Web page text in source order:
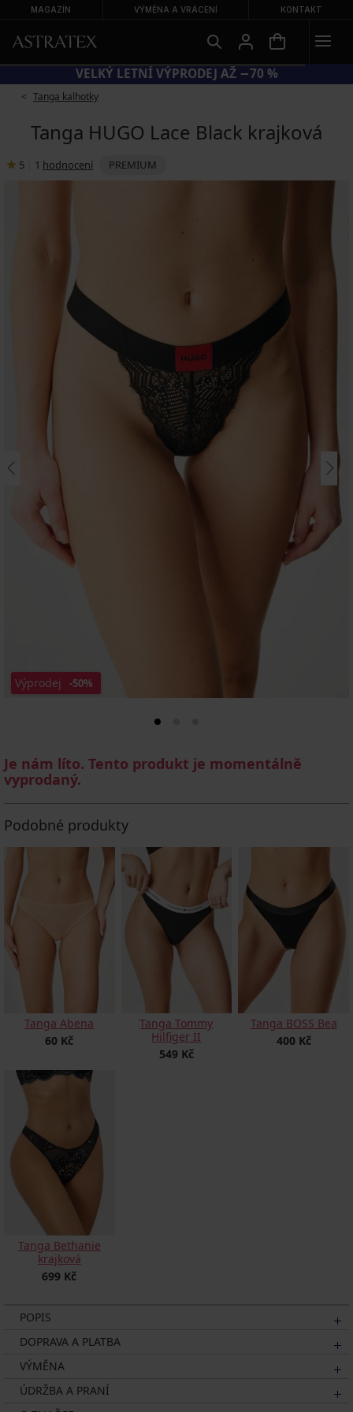
MAGAZÍN VÝMĚNA A VRÁCENÍ KONTAKT
VELKÝ LETNÍ VÝPRODEJ AŽ −70 %
Tanga kalhotky
Tanga HUGO Lace Black krajková
5 1 hodnocení PREMIUM
Výprodej -50%
Je nám líto. Tento produkt je momentálně
vyprodaný.
Podobné produkty
Tanga Abena
60 Kč
Tanga Tommy
Hilfiger II
549 Kč
Tanga BOSS Bea
400 Kč
Tanga Bethanie
krajková
699 Kč
POPIS
DOPRAVA A PLATBA
VÝMĚNA
ÚDRŽBA A PRANÍ